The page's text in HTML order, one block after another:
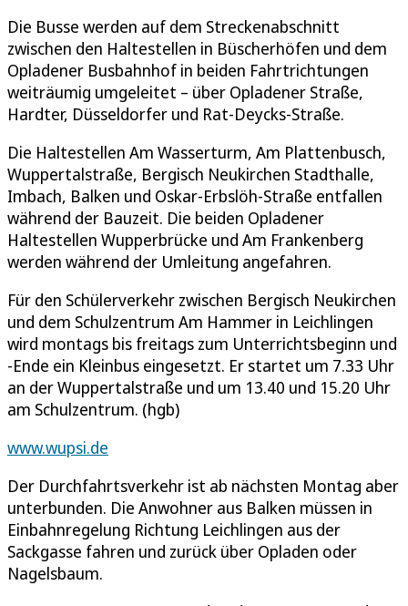
Die Busse werden auf dem Streckenabschnitt
zwischen den Haltestellen in Büscherhöfen und dem
Opladener Busbahnhof in beiden Fahrtrichtungen
weiträumig umgeleitet – über Opladener Straße,
Hardter, Düsseldorfer und Rat-Deycks-Straße.
Die Haltestellen Am Wasserturm, Am Plattenbusch,
Wuppertalstraße, Bergisch Neukirchen Stadthalle,
Imbach, Balken und Oskar-Erbslöh-Straße entfallen
während der Bauzeit. Die beiden Opladener
Haltestellen Wupperbrücke und Am Frankenberg
werden während der Umleitung angefahren.
Für den Schülerverkehr zwischen Bergisch Neukirchen
und dem Schulzentrum Am Hammer in Leichlingen
wird montags bis freitags zum Unterrichtsbeginn und
-Ende ein Kleinbus eingesetzt. Er startet um 7.33 Uhr
an der Wuppertalstraße und um 13.40 und 15.20 Uhr
am Schulzentrum. (hgb)
www.wupsi.de
Der Durchfahrtsverkehr ist ab nächsten Montag aber
unterbunden. Die Anwohner aus Balken müssen in
Einbahnregelung Richtung Leichlingen aus der
Sackgasse fahren und zurück über Opladen oder
Nagelsbaum.